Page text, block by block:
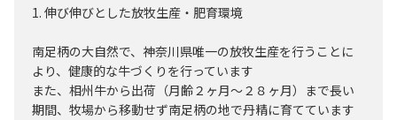
1. 伸び伸びとした放牧生産・肥育環境
南足柄の大自然で、神奈川県唯一の放牧生産を行うことに
より、健康的な牛づくりを行っています
また、相州牛から出荷（月齢２ヶ月～２８ヶ月）まで長い
期間、牧場から移動せず南足柄の地で丹精に育てています